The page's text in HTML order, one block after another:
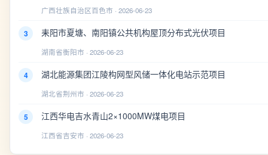
广西壮族自治区百色市 · 2026-06-23
3 耒阳市夏塘、南阳镇公共机构屋顶分布式光伏项目
湖南省衡阳市 · 2026-06-23
4 湖北能源集团江陵构网型风储一体化电站示范项目
湖北省荆州市 · 2026-06-23
5 江西华电吉水青山2×1000MW煤电项目
江西省吉安市 · 2026-06-23